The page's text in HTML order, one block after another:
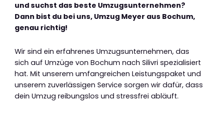
und suchst das beste Umzugsunternehmen?
Dann bist du bei uns, Umzug Meyer aus Bochum,
genau richtig!
Wir sind ein erfahrenes Umzugsunternehmen, das
sich auf Umzüge von Bochum nach Silivri spezialisiert
hat. Mit unserem umfangreichen Leistungspaket und
unserem zuverlässigen Service sorgen wir dafür, dass
dein Umzug reibungslos und stressfrei abläuft.